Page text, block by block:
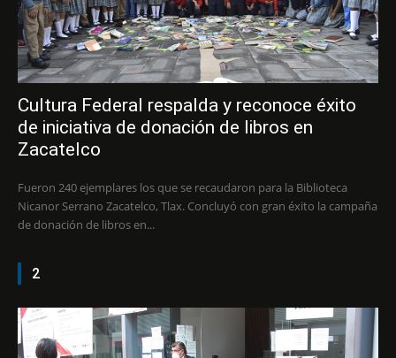
Cultura Federal respalda y reconoce éxito
de iniciativa de donación de libros en
Zacatelco
Fueron 240 ejemplares los que se recaudaron para la Biblioteca
Nicanor Serrano Zacatelco, Tlax. Concluyó con gran éxito la campaña
de donación de libros en...
2